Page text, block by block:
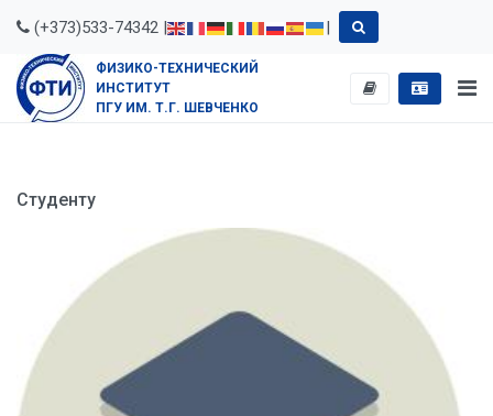
(+373)533-74342 | |
ФИЗИКО-ТЕХНИЧЕСКИЙ
ИНСТИТУТ
ПГУ ИМ. Т.Г. ШЕВЧЕНКО
Студенту